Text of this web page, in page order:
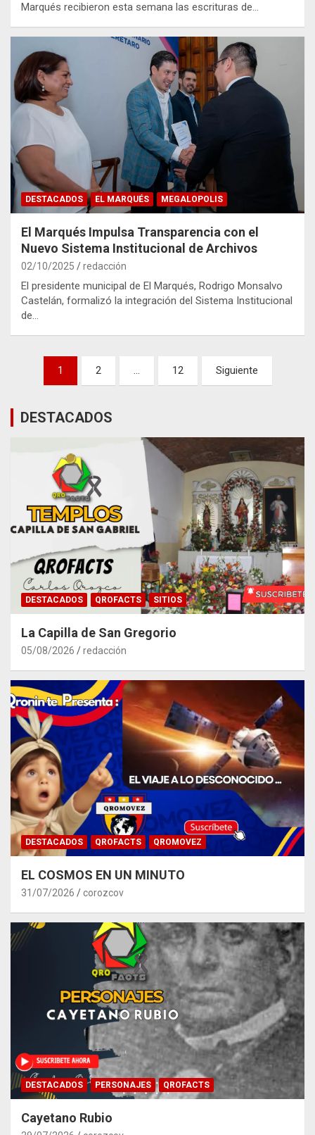
Marqués recibieron esta semana las escrituras de…
DESTACADOS EL MARQUÉS MEGALOPOLIS
El Marqués Impulsa Transparencia con el
Nuevo Sistema Institucional de Archivos
02/10/2025 redacción
El presidente municipal de El Marqués, Rodrigo Monsalvo
Castelán, formalizó la integración del Sistema Institucional
de…
Paginación
entradas
1 2 … 12 Siguiente
DESTACADOS
DESTACADOS QROFACTS SITIOS
La Capilla de San Gregorio
05/08/2026 redacción
DESTACADOS QROFACTS QROMOVEZ
EL COSMOS EN UN MINUTO
31/07/2026 corozcov
DESTACADOS PERSONAJES QROFACTS
Cayetano Rubio